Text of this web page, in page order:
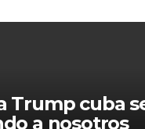
Trump cuba
a nosotros